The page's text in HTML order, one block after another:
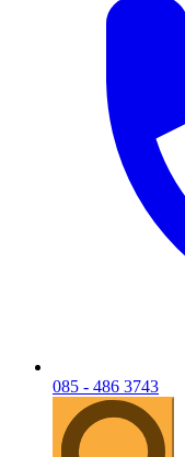
085 - 486 3743